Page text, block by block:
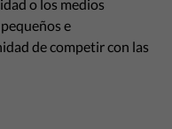
o los medios
e
de competir con las